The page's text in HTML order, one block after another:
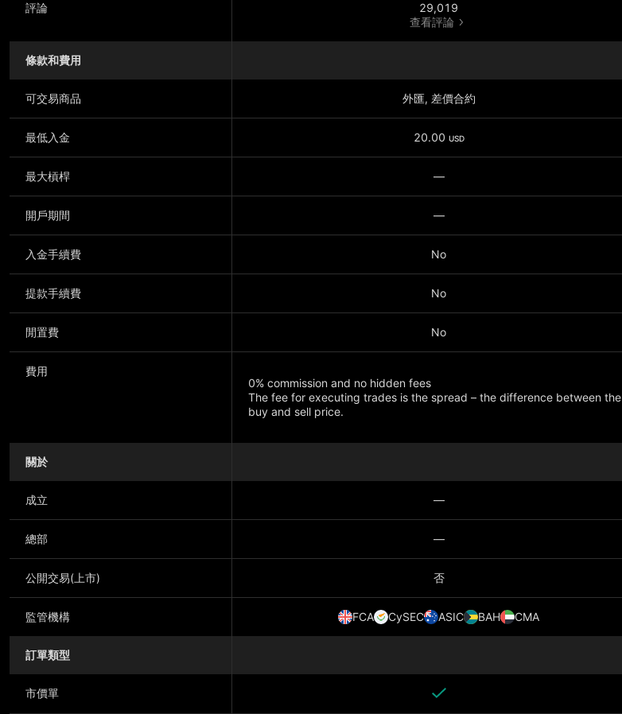
評論
29,019
查看評論
條款和費用
可交易商品 外匯, 差價合約
最低入金 20.00 USD
最大槓桿 —
開戶期間 —
入金手續費 No
提款手續費 No
閒置費 No
費用
0% commission and no hidden fees
The fee for executing trades is the spread – the difference between the
buy and sell price.
關於
成立 —
總部 —
公開交易(上市) 否
監管機構 FCA CySEC ASIC BAH CMA
訂單類型
市價單